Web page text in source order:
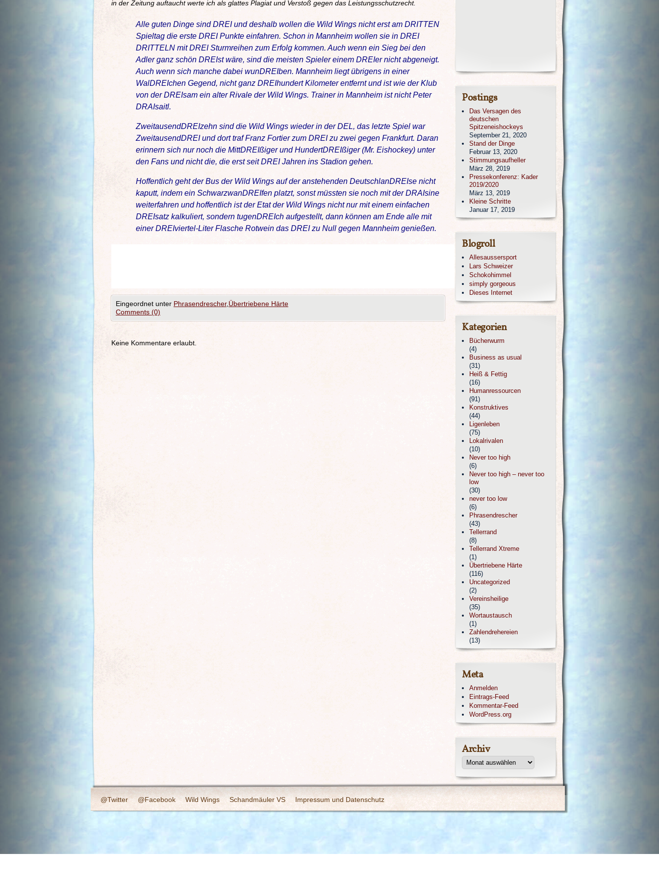
in der Zeitung auftaucht werte ich als glattes Plagiat und Verstoß gegen das Leistungsschutzrecht.
Alle guten Dinge sind DREI und deshalb wollen die Wild Wings nicht erst am DRITTEN
Spieltag die erste DREI Punkte einfahren. Schon in Mannheim wollen sie in DREI
DRITTELN mit DREI Sturmreihen zum Erfolg kommen. Auch wenn ein Sieg bei den
Adler ganz schön DREIst wäre, sind die meisten Spieler einem DREIer nicht abgeneigt.
Auch wenn sich manche dabei wunDREIben. Mannheim liegt übrigens in einer
WalDREIchen Gegend, nicht ganz DREIhundert Kilometer entfernt und ist wie der Klub
von der DREIsam ein alter Rivale der Wild Wings. Trainer in Mannheim ist nicht Peter
DRAIsaitl.
ZweitausendDREIzehn sind die Wild Wings wieder in der DEL, das letzte Spiel war
ZweitausendDREI und dort traf Franz Fortier zum DREI zu zwei gegen Frankfurt. Daran
erinnern sich nur noch die MittDREIßiger und HundertDREIßiger (Mr. Eishockey) unter
den Fans und nicht die, die erst seit DREI Jahren ins Stadion gehen.
Hoffentlich geht der Bus der Wild Wings auf der anstehenden DeutschlanDREIse nicht
kaputt, indem ein SchwarzwanDREIfen platzt, sonst müssten sie noch mit der DRAIsine
weiterfahren und hoffentlich ist der Etat der Wild Wings nicht nur mit einem einfachen
DREIsatz kalkuliert, sondern tugenDREIch aufgestellt, dann können am Ende alle mit
einer DREIviertel-Liter Flasche Rotwein das DREI zu Null gegen Mannheim genießen.
Eingeordnet unter Phrasendrescher, Übertriebene Härte
Comments (0)
Keine Kommentare erlaubt.
Postings
Das Versagen des
deutschen
Spitzeneishockeys
September 21, 2020
Stand der Dinge
Februar 13, 2020
Stimmungsaufheller
März 28, 2019
Pressekonferenz: Kader
2019/2020
März 13, 2019
Kleine Schritte
Januar 17, 2019
Blogroll
Allesaussersport
Lars Schweizer
Schokohimmel
simply gorgeous
Dieses Internet
Kategorien
Bücherwurm
(4)
Business as usual
(31)
Heiß & Fettig
(16)
Humanressourcen
(91)
Konstruktives
(44)
Ligenleben
(75)
Lokalrivalen
(10)
Never too high
(6)
Never too high – never too
low
(30)
never too low
(6)
Phrasendrescher
(43)
Tellerrand
(8)
Tellerrand Xtreme
(1)
Übertriebene Härte
(116)
Uncategorized
(2)
Vereinsheilige
(35)
Wortaustausch
(1)
Zahlendrehereien
(13)
Meta
Anmelden
Eintrags-Feed
Kommentar-Feed
WordPress.org
Archiv
@Twitter @Facebook Wild Wings Schandmäuler VS Impressum und Datenschutz